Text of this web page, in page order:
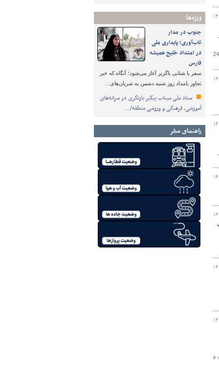
ویژه‌ها
جنوب در مدار
تاب‌آوری؛ پایداری ملی
در امتداد خلیج همیشه
فارس
سفر با شتابی ناگزیر آغاز می‌شود؛ آنگاه که خبر
تجاوز بامداد روز شنبه دشمن به شریان‌های…
ستاد ملی میناب پیگیر بازنگری در سرانه‌های
آموزشی، فرهنگی و ورزشی منطقه/…
راهنمای سفر
معاون راهداری اداره کل راهداری و حمل و نقل جاده‌ای چهارمحال و بختیاری ضمن اعلام برف‌روبی ۱۳ هزار و ۵۰۰ کیلومتر) باند( از محورهای استان گفت: طی24
و